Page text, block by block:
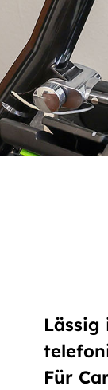
Schriftgröße
normal
groß
Kontrast
Lässig
Für